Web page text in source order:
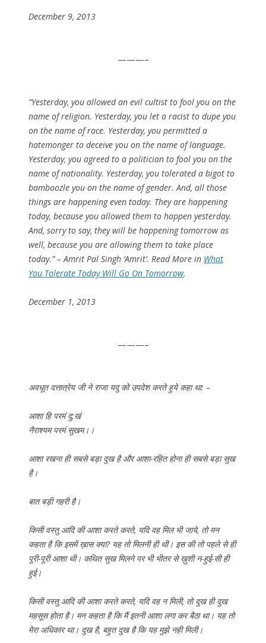
December 9, 2013
———–
“Yesterday, you allowed an evil cultist to fool you on the
name of religion. Yesterday, you let a racist to dupe you
on the name of race. Yesterday, you permitted a
hatemonger to deceive you on the name of language.
Yesterday, you agreed to a politician to fool you on the
name of nationality. Yesterday, you tolerated a bigot to
bamboozle you on the name of gender. And, all those
things are happening even today. They are happening
today, because you allowed them to happen yesterday.
And, sorry to say, they will be happening tomorrow as
well, because you are allowing them to take place
today.” – Amrit Pal Singh ‘Amrit’. Read More in What
You Tolerate Today Will Go On Tomorrow.
December 1, 2013
———–
अवधूत दत्तात्रेय जी ने राजा यदु को उपदेश करते हुये कहा था: –
आशा हि परमं दु:खं
नैराश्यम परमं सुखम।।
आशा रखना ही सबसे बड़ा दुख है और आशा-रहित होना ही सबसे बड़ा सुख
है।
बात बड़ी गहरी है।
किसी वस्तु आदि की आशा करते करते, यदि वह मिल भी जाये, तो मन
कहता है कि इसमें ख़ास क्या? यह तो मिलनी ही थी। इस की तो पहले से ही
पूरी-पूरी आशा थी। कथित सुख मिलने पर भी भीतर से ख़ुशी न-हुई-सी ही
हुई।
किसी वस्तु आदि की आशा करते करते, यदि वह न मिली, तो दुख ही दुख
महसूस होता है। मन कहता है कि मैं इतनी आशा लगा कर बैठा था। यह तो
मेरा अधिकार था। दुख है, बहुत दुख है कि यह मुझे नही मिली।